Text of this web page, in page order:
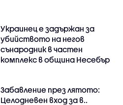
Украинец е задържан за
убийството на негов
сънародник в частен
комплекс в община Несебър
Забавление през лятото:
Целодневен вход за в..